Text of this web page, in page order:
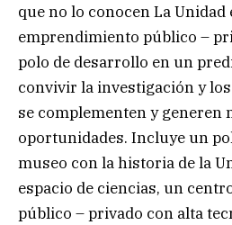
que no lo conocen La Unidad
emprendimiento público –
polo de desarrollo en un
convivir la investigación y
se complementen y generen
oportunidades. Incluye un
museo con la historia de la
espacio de ciencias, un
público – privado con alta